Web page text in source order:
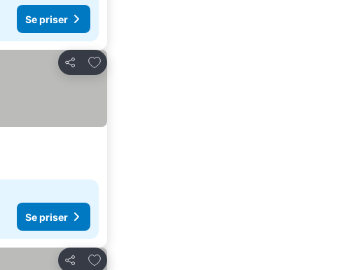
Se priser
Dela
Lägg till i Mina Favoriter
Se priser
Dela
Lägg till i Mina Favoriter